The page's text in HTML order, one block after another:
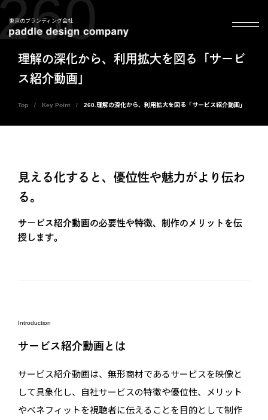
東京のブランディング会社
理解の深化から、利用拡大を図る「サービ
ス紹介動画」
Top Key Point 260.理解の深化から、利用拡大を図る「サービス紹介動画」
見える化すると、優位性や魅力がより伝わ
る。
サービス紹介動画の必要性や特徴、制作のメリットを伝
授します。
Introduction
サービス紹介動画とは
サービス紹介動画は、無形商材であるサービスを映像と
して具象化し、自社サービスの特徴や優位性、メリット
やベネフィットを視聴者に伝えることを目的として制作